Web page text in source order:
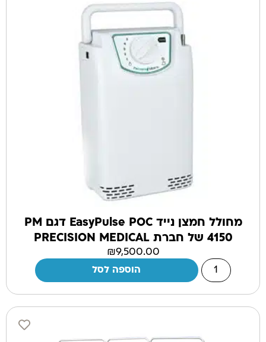
מחולל חמצן נייד EasyPulse POC דגם PM
4150 של חברת PRECISION MEDICAL
₪9,500.00
הוספה לסל